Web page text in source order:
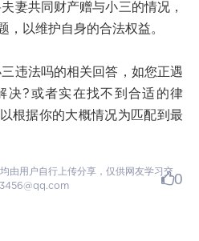
共同财产赠与小三的情况，
，以维护自身的合法权益。
法吗的相关回答，如您正遇
决?或者实在找不到合适的律
根据你的大概情况为匹配到最
由用户自行上传分享，仅供网友学习交0